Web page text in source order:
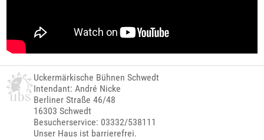
Uckermärkische Bühnen Schwedt
Intendant: André Nicke
Berliner Straße 46/48
16303 Schwedt
Besucherservice: 03332/538111
Unser Haus ist barrierefrei.